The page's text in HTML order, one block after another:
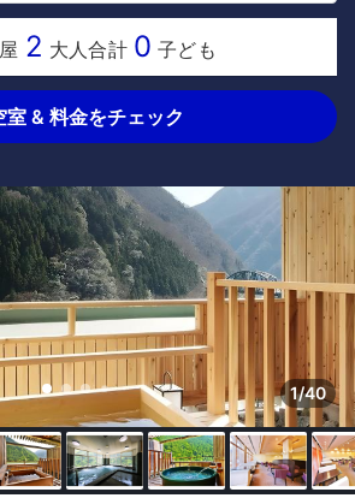
2 大人合計 0 子ども
室 & 料金をチェック
1/40